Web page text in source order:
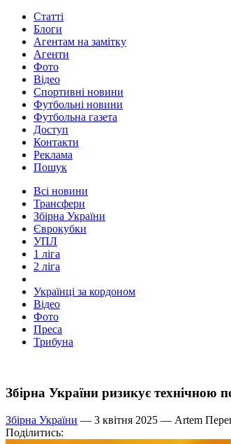
Статті
Блоги
Агентам на замітку
Агенти
Фото
Відео
Спортивні новини
Футбольні новини
Футбольна газета
Доступ
Контакти
Реклама
Пошук
Всі новини
Трансфери
Збірна України
Єврокубки
УПЛ
1 ліга
2 ліга
Українці за кордоном
Відео
Фото
Преса
Трибуна
Збірна України ризикує технічною
Збірна України — 3 квітня 2025 — Artem
Поділитись: